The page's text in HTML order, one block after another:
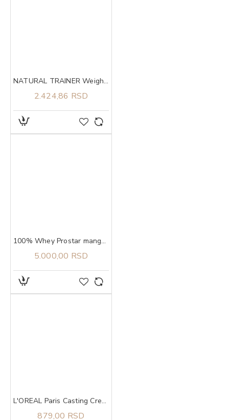
NATURAL TRAINER Weight care sa belim mesom za pse srednjih i velikih rasa 3kg
2.424,86 RSD
100% Whey Prostar mango, 907g ULTIMATE NUTRITION
5.000,00 RSD
L'OREAL Paris Casting Creme Gloss boja za kosu 550
879,00 RSD